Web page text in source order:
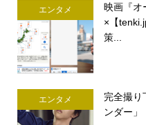
エンタメ
映画『オ
×【
策...
エンタメ
完全撮り
ンダー